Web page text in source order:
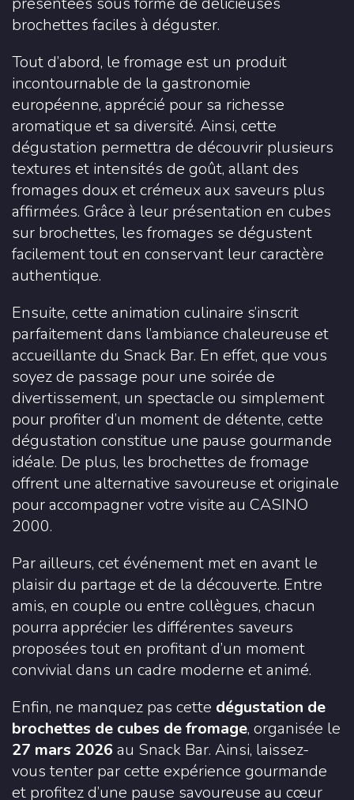
brochettes faciles à déguster.
Tout d’abord, le fromage est un produit
incontournable de la gastronomie
européenne, apprécié pour sa richesse
aromatique et sa diversité. Ainsi, cette
dégustation permettra de découvrir plusieurs
textures et intensités de goût, allant des
fromages doux et crémeux aux saveurs plus
affirmées. Grâce à leur présentation en cubes
sur brochettes, les fromages se dégustent
facilement tout en conservant leur caractère
authentique.
Ensuite, cette animation culinaire s’inscrit
parfaitement dans l’ambiance chaleureuse et
accueillante du Snack Bar. En effet, que vous
soyez de passage pour une soirée de
divertissement, un spectacle ou simplement
pour profiter d’un moment de détente, cette
dégustation constitue une pause gourmande
idéale. De plus, les brochettes de fromage
offrent une alternative savoureuse et originale
pour accompagner votre visite au CASINO
2000.
Par ailleurs, cet événement met en avant le
plaisir du partage et de la découverte. Entre
amis, en couple ou entre collègues, chacun
pourra apprécier les différentes saveurs
proposées tout en profitant d’un moment
convivial dans un cadre moderne et animé.
Enfin, ne manquez pas cette dégustation de
brochettes de cubes de fromage, organisée le
27 mars 2026 au Snack Bar. Ainsi, laissez-
vous tenter par cette expérience gourmande
et profitez d’une pause savoureuse au cœur